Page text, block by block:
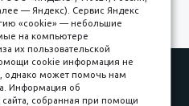
Оплата
Гарантии
— Яндекс). Сервис Яндекс
«cookie» — небольшие
на компьютере
их пользовательской
cookie информация не
однако может помочь нам
Информация об
собранная при помощи